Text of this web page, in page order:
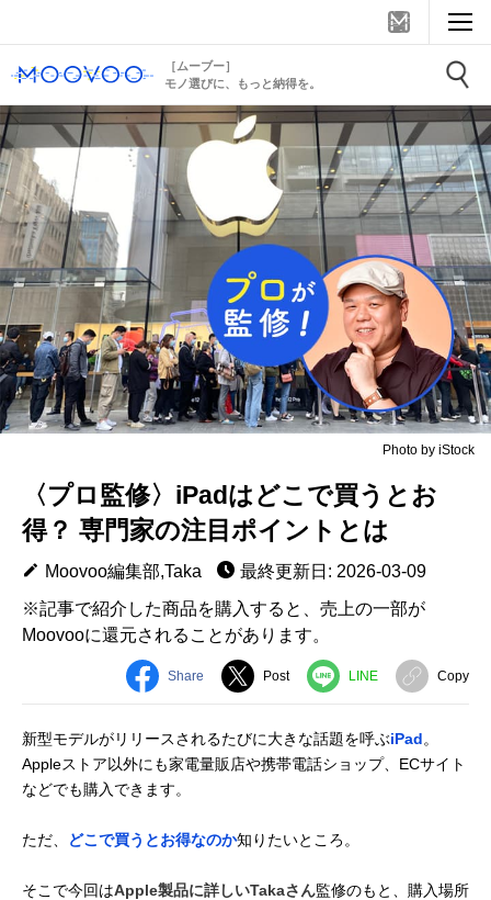
［ムーブー］
モノ選びに、もっと納得を。
Photo by iStock
〈プロ監修〉iPadはどこで買うとお
得？ 専門家の注目ポイントとは
Moovoo編集部,Taka
最終更新日: 2026-03-09
※記事で紹介した商品を購入すると、売上の一部が
Moovooに還元されることがあります。
Share Post LINE Copy
新型モデルがリリースされるたびに大きな話題を呼ぶiPad。
Appleストア以外にも家電量販店や携帯電話ショップ、ECサイト
などでも購入できます。
ただ、 どこで買うとお得なのか知りたいところ。
そこで今回はApple製品に詳しいTakaさん監修のもと、購入場所